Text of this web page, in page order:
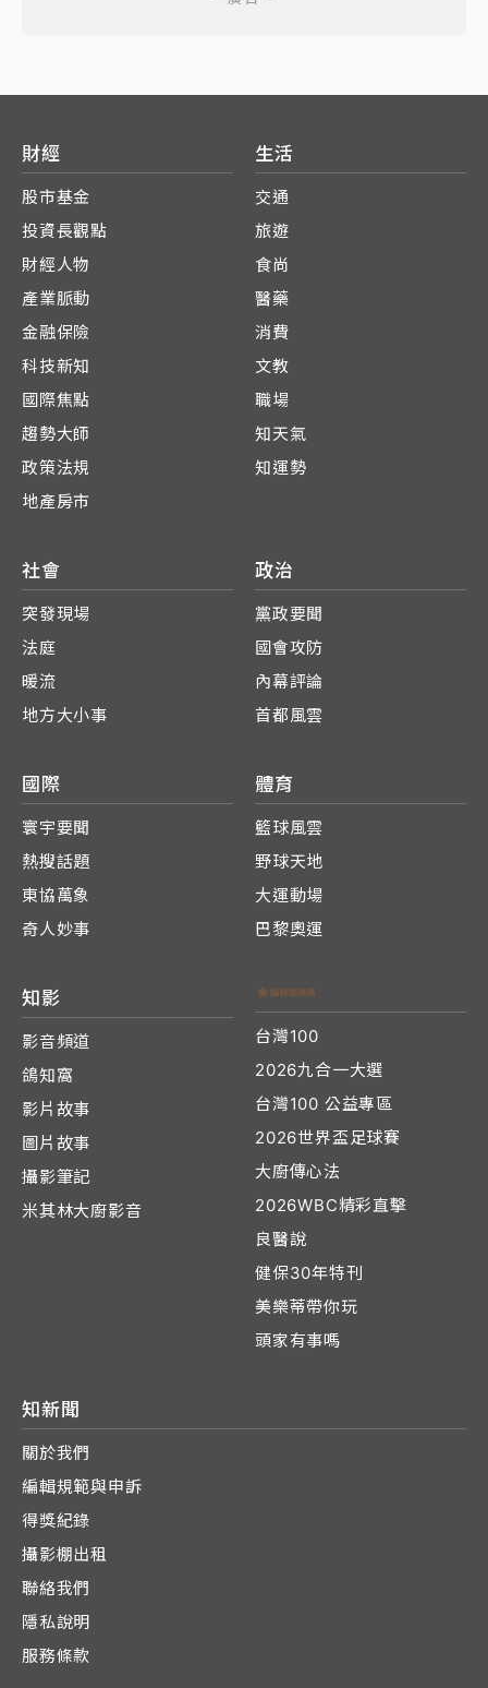
財經
股市基金
投資長觀點
財經人物
產業脈動
金融保險
科技新知
國際焦點
趨勢大師
政策法規
地產房市
生活
交通
旅遊
食尚
醫藥
消費
文教
職場
知天氣
知運勢
社會
突發現場
法庭
暖流
地方大小事
政治
黨政要聞
國會攻防
內幕評論
首都風雲
國際
寰宇要聞
熱搜話題
東協萬象
奇人妙事
體育
籃球風雲
野球天地
大運動場
巴黎奧運
知影
影音頻道
鴿知窩
影片故事
圖片故事
攝影筆記
米其林大廚影音
台灣100
2026九合一大選
台灣100 公益專區
2026世界盃足球賽
大廚傳心法
2026WBC精彩直擊
良醫說
健保30年特刊
美樂蒂帶你玩
頭家有事嗎
知新聞
關於我們
編輯規範與申訴
得獎紀錄
攝影棚出租
聯絡我們
隱私說明
服務條款